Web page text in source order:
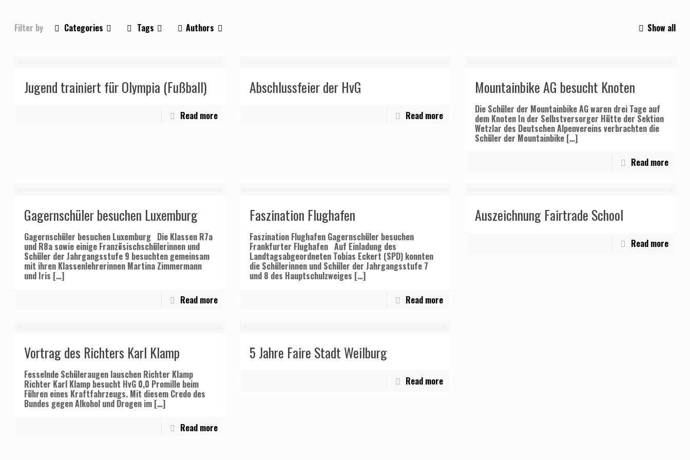
Filter by Categories Tags Authors Show all
Jugend trainiert für Olympia (Fußball)
Read more
Abschlussfeier der HvG
Read more
Mountainbike AG besucht Knoten
Die Schüler der Mountainbike AG waren drei Tage auf
dem Knoten In der Selbstversorger Hütte der Sektion
Wetzlar des Deutschen Alpenvereins verbrachten die
Schüler der Mountainbike[…]
Read more
Gagernschüler besuchen Luxemburg
Gagernschüler besuchen Luxemburg Die Klassen R7a
und R8a sowie einige Französischschülerinnen und
Schüler der Jahrgangsstufe 9 besuchten gemeinsam
mit ihren Klassenlehrerinnen Martina Zimmermann
und Iris […]
Read more
Faszination Flughafen
Faszination Flughafen Gagernschüler besuchen
Frankfurter Flughafen Auf Einladung des
Landtagsabgeordneten Tobias Eckert (SPD) konnten
die Schülerinnen und Schüler der Jahrgangsstufe 7
und 8 des Hauptschulzweiges […]
Read more
Auszeichnung Fairtrade School
Read more
Vortrag des Richters Karl Klamp
Fesselnde Schüleraugen lauschen Richter Klamp
Richter Karl Klamp besucht HvG 0,0 Promille beim
Führen eines Kraftfahrzeugs. Mit diesem Credo des
Bundes gegen Alkohol und Drogen im[…]
Read more
5 Jahre Faire Stadt Weilburg
Read more